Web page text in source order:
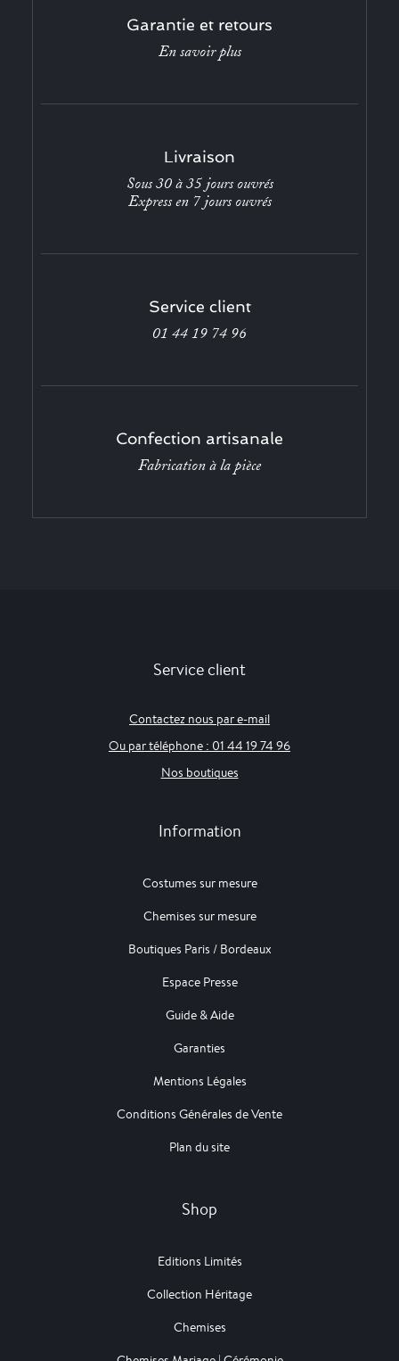
Garantie et retours
En savoir plus
Livraison
Sous 30 à 35 jours ouvrés
Express en 7 jours ouvrés
Service client
01 44 19 74 96
Confection artisanale
Fabrication à la pièce
Service client
Contactez nous par e-mail
Ou par téléphone : 01 44 19 74 96
Nos boutiques
Information
Costumes sur mesure
Chemises sur mesure
Boutiques Paris / Bordeaux
Espace Presse
Guide & Aide
Garanties
Mentions Légales
Conditions Générales de Vente
Plan du site
Shop
Editions Limités
Collection Héritage
Chemises